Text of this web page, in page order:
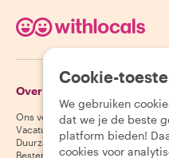
Over Withlocals
Ons verhaal
Vacatures
Duurzaamheid
Bestemmingen
Cookie-
We gebruiken
dat we je de beste
platform bieden!
cookies voor